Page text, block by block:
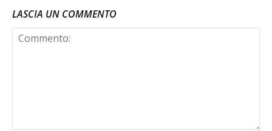
LASCIA UN COMMENTO